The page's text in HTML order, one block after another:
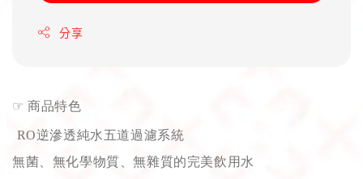
分享
☞ 商品特色
RO逆滲透純水五道過濾系統
無菌、無化學物質、無雜質的完美飲用水